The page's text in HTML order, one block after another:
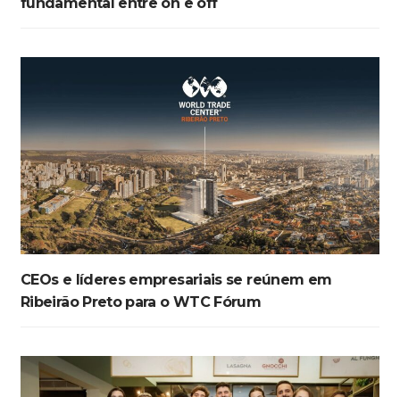
CEOs e líderes empresariais se reúnem em
Ribeirão Preto para o WTC Fórum